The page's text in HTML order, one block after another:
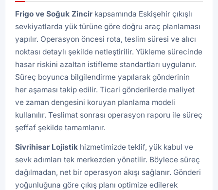
Frigo ve Soğuk Zincir kapsamında Eskişehir çıkışlı
sevkiyatlarda yük türüne göre doğru araç planlaması
yapılır. Operasyon öncesi rota, teslim süresi ve alıcı
noktası detaylı şekilde netleştirilir. Yükleme sürecinde
hasar riskini azaltan istifleme standartları uygulanır.
Süreç boyunca bilgilendirme yapılarak gönderinin
her aşaması takip edilir. Ticari gönderilerde maliyet
ve zaman dengesini koruyan planlama modeli
kullanılır. Teslimat sonrası operasyon raporu ile süreç
şeffaf şekilde tamamlanır.
Sivrihisar Lojistik hizmetimizde teklif, yük kabul ve
sevk adımları tek merkezden yönetilir. Böylece süreç
dağılmadan, net bir operasyon akışı sağlanır. Gönderi
yoğunluğuna göre çıkış planı optimize edilerek